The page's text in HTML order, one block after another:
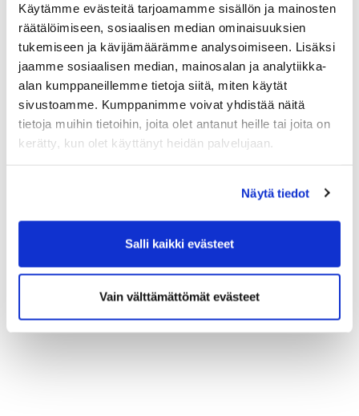
Käytämme evästeitä tarjoamamme sisällön ja mainosten
räätälöimiseen, sosiaalisen median ominaisuuksien
tukemiseen ja kävijämäärämme analysoimiseen. Lisäksi
jaamme sosiaalisen median, mainosalan ja analytiikka-
alan kumppaneillemme tietoja siitä, miten käytät
sivustoamme. Kumppanimme voivat yhdistää näitä
tietoja muihin tietoihin, joita olet antanut heille tai joita on
kerätty, kun olet käyttänyt heidän palvelujaan.
Näytä tiedot
Salli kaikki evästeet
Vain välttämättömät evästeet